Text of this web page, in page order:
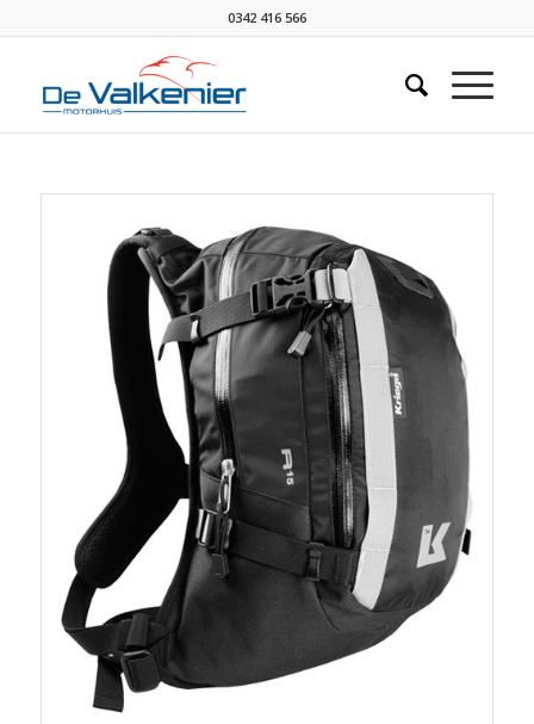
0342 416 566